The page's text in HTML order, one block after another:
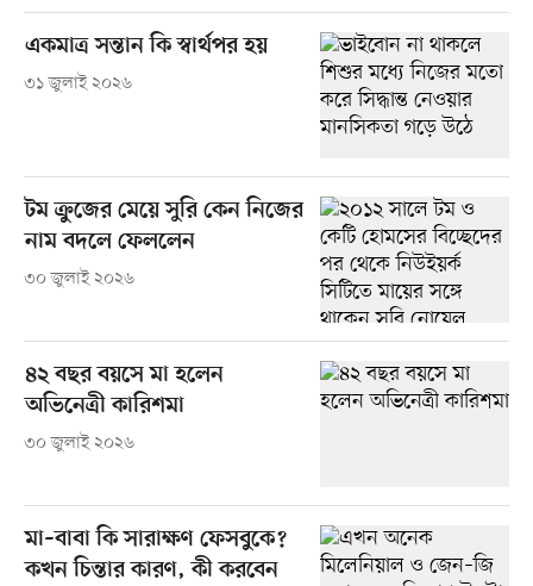
একমাত্র সন্তান কি স্বার্থপর হয়
৩১ জুলাই ২০২৬
টম ক্রুজের মেয়ে সুরি কেন নিজের
নাম বদলে ফেললেন
৩০ জুলাই ২০২৬
৪২ বছর বয়সে মা হলেন
অভিনেত্রী কারিশমা
৩০ জুলাই ২০২৬
মা–বাবা কি সারাক্ষণ ফেসবুকে?
কখন চিন্তার কারণ, কী করবেন